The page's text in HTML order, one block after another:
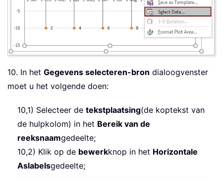
10. In het Gegevens selecteren-bron dialoogvenster
moet u het volgende doen:
10,1) Selecteer de tekstplaatsing(de koptekst van
de hulpkolom) in het Bereik van de
reeksnaamgedeelte;
10,2) Klik op de bewerkknop in het Horizontale
Aslabelsgedeelte;